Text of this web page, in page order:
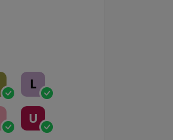
L
U